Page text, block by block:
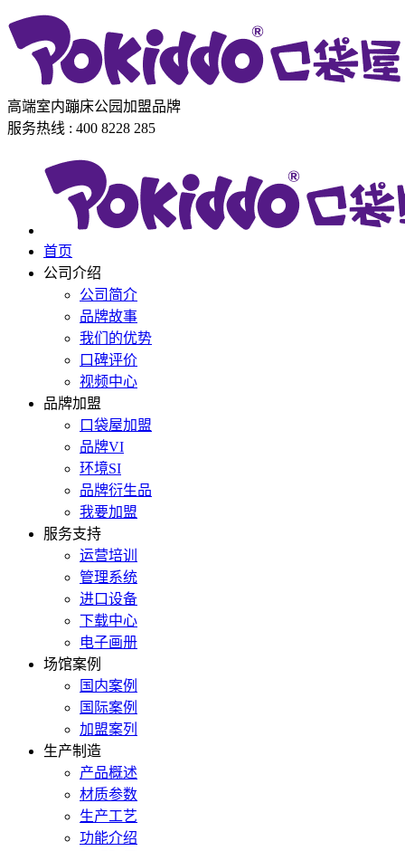
高端室内蹦床公园加盟品牌
服务热线 : 400 8228 285
首页
公司介绍
公司简介
品牌故事
我们的优势
口碑评价
视频中心
品牌加盟
口袋屋加盟
品牌VI
环境SI
品牌衍生品
我要加盟
服务支持
运营培训
管理系统
进口设备
下载中心
电子画册
场馆案例
国内案例
国际案例
加盟案列
生产制造
产品概述
材质参数
生产工艺
功能介绍